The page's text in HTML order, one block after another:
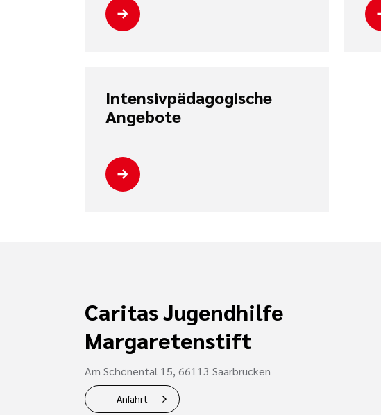
Intensivpädagogische
Angebote
Caritas Jugendhilfe
Margaretenstift
Am Schönental 15, 66113 Saarbrücken
Anfahrt